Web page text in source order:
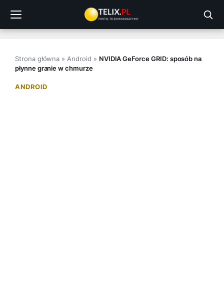
treści
Strona główna » Android » NVIDIA GeForce GRID: sposób na
płynne granie w chmurze
ANDROID